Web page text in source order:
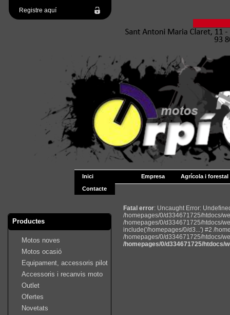
Registre aquí
Inici Empresa
Agrícola i forestal
Contacte
Productes
Motos noves
Motos ocasió
Equipament, accessoris pilot
Accessoris i recanvis moto
Outlet
Ofertes
Novetats
Fatal error: Uncaught Error:
/homepages/0/d334671725/htdocs/
/homepages/0/d334671725/htdocs/
include('/homepages/0/d3...') #2 /
/homepages/0/d334671725/htdocs/
/homepages/0/d334671725/htdocs/